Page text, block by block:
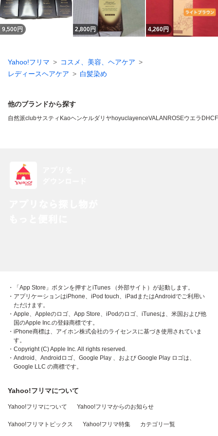
9,500 円 2,800円 4,260円
Yahoo!フリマ
コスメ、美容、ヘアケア
レディースヘアケア
白髪染め
他のブランドから探す
自然派clubサスティ Kaoヘンケルダリヤ hoyuclayenceVALANROSEウエラ DHC
・「App Store」ボタンを押すとiTunes （外部サイト）が起動します。
・アプリケーションはiPhone、iPod touch、iPadまたはAndroidでご利用い
ただけます。
・Apple、Appleのロゴ、App Store、iPodのロゴ、iTunesは、米国および他
国のApple Inc.の登録商標です。
・iPhone商標は、アイホン株式会社のライセンスに基づき使用されていま
す。
・Copyright (C) Apple Inc. All rights reserved.
・Android、Androidロゴ、Google Play 、および Google Play ロゴは、
Google LLC の商標です。
Yahoo!フリマについて
Yahoo!フリマについて Yahoo!フリマからのお知らせ
Yahoo!フリマトピックス Yahoo!フリマ特集 カテゴリ一覧